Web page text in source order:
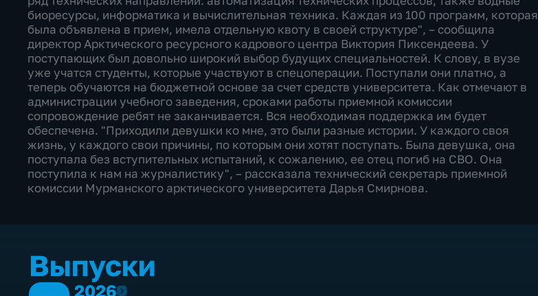
биоресурсы, информатика и вычислительная техника. Каждая из 100 программ, которая
была объявлена в прием, имела отдельную квоту в своей структуре", – сообщила
директор Арктического ресурсного кадрового центра Виктория Пиксендеева. У
поступающих был довольно широкий выбор будущих специальностей. К слову, в вузе
уже учатся студенты, которые участвуют в спецоперации. Поступали они платно, а
теперь обучаются на бюджетной основе за счет средств университета. Как отмечают в
администрации учебного заведения, сроками работы приемной комиссии
сопровождение ребят не заканчивается. Вся необходимая поддержка им будет
обеспечена. "Приходили девушки ко мне, это были разные истории. У каждого своя
жизнь, у каждого свои причины, по которым они хотят поступать. Была девушка, она
поступала без вступительных испытаний, к сожалению, ее отец погиб на СВО. Она
поступила к нам на журналистику", – рассказала технический секретарь приемной
комиссии Мурманского арктического университета Дарья Смирнова.
Выпуски
20262026